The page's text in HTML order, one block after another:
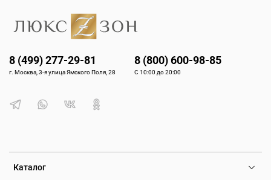
Каталог
8 (499) 277-29-81
г. Москва, 3-я улица Ямского Поля, 28
8 (800) 600-98-85
С 10:00 до 20:00